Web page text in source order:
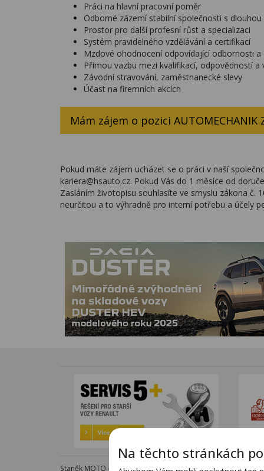
Práci na hlavní pracovní poměr
Odborné zázemí stabilní společnosti s
Prostor pro další profesní růst a specializaci
Systém pravidelného vzdělávání a certifikací
Mzdové ohodnocení odpovídající odbornosti a
Přímou vazbu mezi kvalifikací, odpovědností a
Závodní stravování, zaměstnanecké slevy
Účast na firemních akcích
Mám zájem o pozici AUTOMECHANIK
Pokud máte zájem ucházet se o práci v naší
kariera@hsauto.cz. Pokud Vás do 1 měsíce od
Zasláním životopisu souhlasíte ve smyslu zákona č.
neurčitou a to výhradně pro interní potřebu a účely
Staněk MOTO - autorizovaný dealer KTM - e-shop s
Na těchto stránkách